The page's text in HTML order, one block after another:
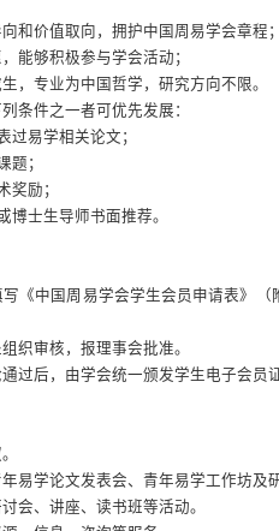
和价值取向，拥护中国周易学会章程；
能够积极参与学会活动；
，专业为中国哲学，研究方向不限。
条件之一者可优先发展：
过易学相关论文；
题；
奖励；
博士生导师书面推荐。
《中国周易学会学生会员申请表》
织审核，报理事会批准。
过后，由学会统一颁发学生电子会员
易学论文发表会、青年易学工作坊及
会、讲座、读书班等活动。